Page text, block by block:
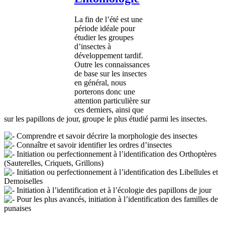
La fin de l’été est une
période idéale pour
étudier les groupes
d’insectes à
développement tardif.
Outre les connaissances
de base sur les insectes
en général, nous
porterons donc une
attention particulière sur
ces derniers, ainsi que
sur les papillons de jour, groupe le plus étudié parmi les insectes.
Comprendre et savoir décrire la morphologie des insectes
Connaître et savoir identifier les ordres d’insectes
Initiation ou perfectionnement à l’identification des Orthoptères
(Sauterelles, Criquets, Grillons)
Initiation ou perfectionnement à l’identification des Libellules et
Demoiselles
Initiation à l’identification et à l’écologie des papillons de jour
Pour les plus avancés, initiation à l’identification des familles de
punaises